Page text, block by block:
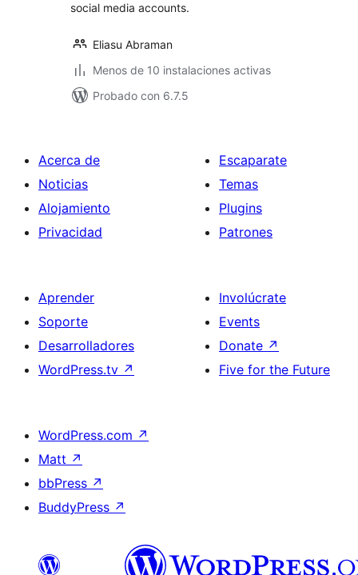
social media accounts.
Eliasu Abraman
Menos de 10 instalaciones activas
Probado con 6.7.5
Acerca de
Noticias
Alojamiento
Privacidad
Escaparate
Temas
Plugins
Patrones
Aprender
Soporte
Desarrolladores
WordPress.tv ↗
Involúcrate
Events
Donate ↗
Five for the Future
WordPress.com ↗
Matt ↗
bbPress ↗
BuddyPress ↗